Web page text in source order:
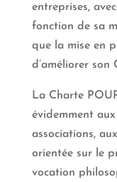
entreprises,
fonction de sa
que la mise en
d’améliorer son
La Charte
évidemment
associations,
orientée sur le
vocation